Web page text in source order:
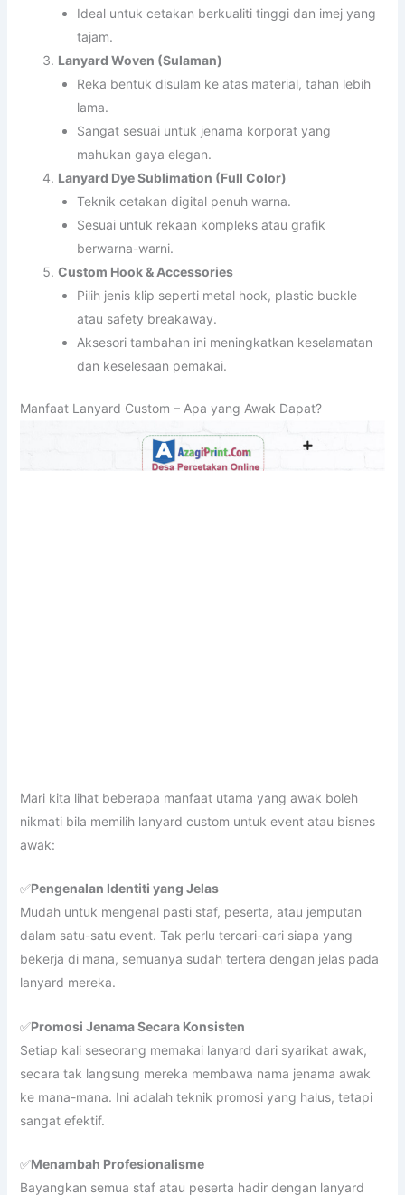
Ideal untuk cetakan berkualiti tinggi dan imej yang
tajam.
Lanyard Woven (Sulaman)
Reka bentuk disulam ke atas material, tahan lebih
lama.
Sangat sesuai untuk jenama korporat yang
mahukan gaya elegan.
Lanyard Dye Sublimation (Full Color)
Teknik cetakan digital penuh warna.
Sesuai untuk rekaan kompleks atau grafik
berwarna-warni.
Custom Hook & Accessories
Pilih jenis klip seperti metal hook, plastic buckle
atau safety breakaway.
Aksesori tambahan ini meningkatkan keselamatan
dan keselesaan pemakai.
Manfaat Lanyard Custom – Apa yang Awak Dapat?
Mari kita lihat beberapa manfaat utama yang awak boleh
nikmati bila memilih lanyard custom untuk event atau bisnes
awak:
✅Pengenalan Identiti yang Jelas
Mudah untuk mengenal pasti staf, peserta, atau jemputan
dalam satu-satu event. Tak perlu tercari-cari siapa yang
bekerja di mana, semuanya sudah tertera dengan jelas pada
lanyard mereka.
✅Promosi Jenama Secara Konsisten
Setiap kali seseorang memakai lanyard dari syarikat awak,
secara tak langsung mereka membawa nama jenama awak
ke mana-mana. Ini adalah teknik promosi yang halus, tetapi
sangat efektif.
✅Menambah Profesionalisme
Bayangkan semua staf atau peserta hadir dengan lanyard